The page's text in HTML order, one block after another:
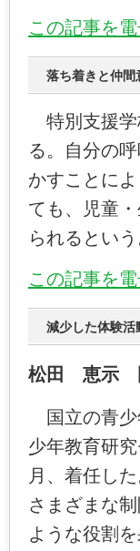
この記事を
落ち着きと仲
特別支援学
る。自分の
かすことに
ても、児童
られるという
この記事を
減少した体験
松田 恵示
国立の青少
少年教育研
月、着任し
さまざまな
ような役割